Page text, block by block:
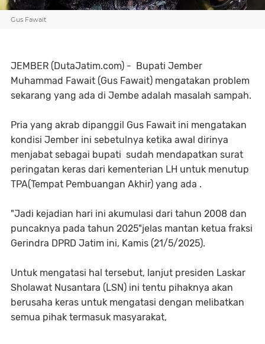
Gus Fawait
JEMBER (DutaJatim.com) - Bupati Jember
Muhammad Fawait (Gus Fawait) mengatakan problem
sekarang yang ada di Jembe adalah masalah sampah.
Pria yang akrab dipanggil Gus Fawait ini mengatakan
kondisi Jember ini sebetulnya ketika awal dirinya
menjabat sebagai bupati sudah mendapatkan surat
peringatan keras dari kementerian LH untuk menutup
TPA(Tempat Pembuangan Akhir) yang ada .
"Jadi kejadian hari ini akumulasi dari tahun 2008 dan
puncaknya pada tahun 2025"jelas mantan ketua fraksi
Gerindra DPRD Jatim ini, Kamis (21/5/2025).
Untuk mengatasi hal tersebut, lanjut presiden Laskar
Sholawat Nusantara (LSN) ini tentu pihaknya akan
berusaha keras untuk mengatasi dengan melibatkan
semua pihak termasuk masyarakat,